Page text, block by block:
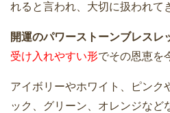
れると言われ、大切に扱われて
開運のパワーストーンブレスレ
受け入れやすい形でその恩恵を
アイボリーやホワイト、ピンク
ック、グリーン、オレンジなど